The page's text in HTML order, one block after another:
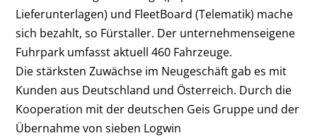
Lieferunterlagen) und FleetBoard (Telematik) mache
sich bezahlt, so Fürstaller. Der unternehmenseigene
Fuhrpark umfasst aktuell 460 Fahrzeuge.
Die stärksten Zuwächse im Neugeschäft gab es mit
Kunden aus Deutschland und Österreich. Durch die
Kooperation mit der deutschen Geis Gruppe und der
Übernahme von sieben Logwin